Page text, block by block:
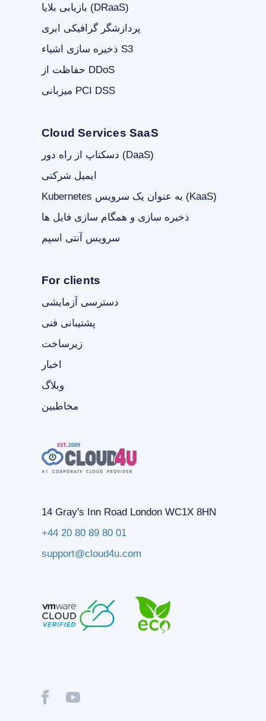
بازیابی بلایا (DRaaS)
پردازشگر گرافیکی ابری
ذخیره سازی اشیاء S3
حفاظت از DDoS
میزبانی PCI DSS
Cloud Services SaaS
دسکتاپ از راه دور (DaaS)
ایمیل شرکتی
Kubernetes به عنوان یک سرویس (KaaS)
ذخیره سازی و همگام سازی فایل ها
سرویس آنتی اسپم
For clients
دسترسی آزمایشی
پشتیبانی فنی
زیرساخت
اخبار
وبلاگ
مخاطبین
14 Gray's Inn Road London WC1X 8HN
+44 20 80 89 80 01
support@cloud4u.com